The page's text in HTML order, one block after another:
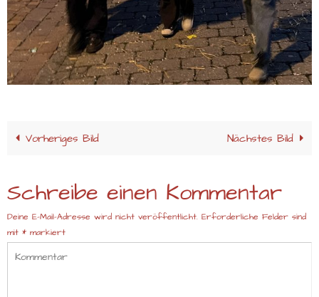
Vorheriges Bild Nächstes Bild
Schreibe einen Kommentar
Deine E-Mail-Adresse wird nicht veröffentlicht. Erforderliche Felder sind
mit * markiert